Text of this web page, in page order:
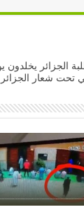
الجزائر يخلدون
تحت شعار